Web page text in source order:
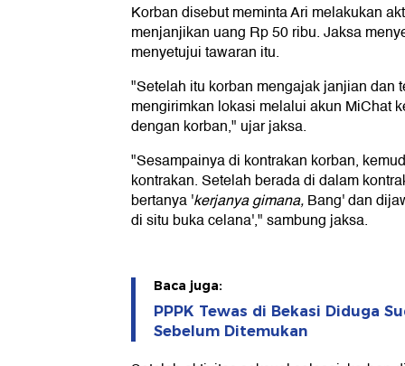
Korban disebut meminta Ari melakukan
menjanjikan uang Rp 50 ribu. Jaksa
menyetujui tawaran itu.
"Setelah itu korban mengajak janjian dan
mengirimkan lokasi melalui akun MiChat
dengan korban," ujar jaksa.
"Sesampainya di kontrakan korban,
kontrakan. Setelah berada di dalam
bertanya 'kerjanya gimana,Bang' dan
di situ buka celana'," sambung jaksa.
Baca juga:
PPPK Tewas di Bekasi Diduga
Sebelum Ditemukan